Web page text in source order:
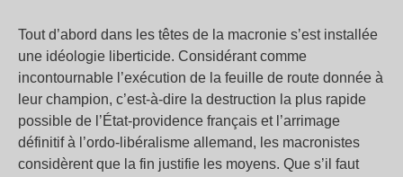
Tout d’abord dans les têtes de la macronie s’est installée
une idéologie liberticide. Considérant comme
incontournable l’exécution de la feuille de route donnée à
leur champion, c’est-à-dire la destruction la plus rapide
possible de l’État-providence français et l’arrimage
définitif à l’ordo-libéralisme allemand, les macronistes
considèrent que la fin justifie les moyens. Que s’il faut